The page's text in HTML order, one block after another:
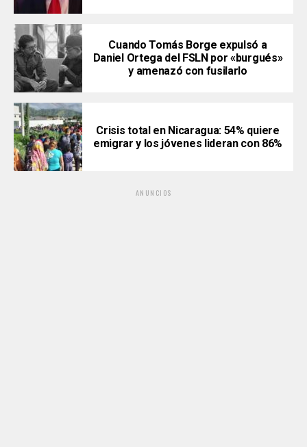
Cuando Tomás Borge expulsó a
Daniel Ortega del FSLN por «burgués»
y amenazó con fusilarlo
Crisis total en Nicaragua: 54% quiere
emigrar y los jóvenes lideran con 86%
ANUNCIOS